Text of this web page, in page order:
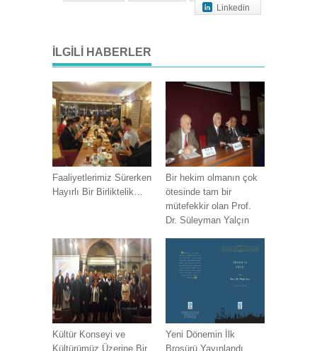
Linkedin
İLGILI HABERLER
Faaliyetlerimiz Sürerken
Hayırlı Bir Birliktelik…
Bir hekim olmanın çok
ötesinde tam bir
mütefekkir olan Prof.
Dr. Süleyman Yalçın
Kültür Konseyi ve
Kültürümüz Üzerine Bir
Yeni Dönemin İlk
Broşürü Yayınlandı